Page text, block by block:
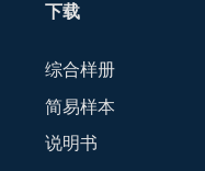
下载
综合样册
简易样本
说明书